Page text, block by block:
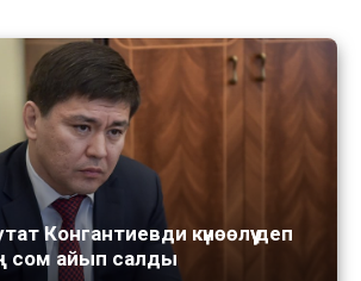
Конгантиевди күнөөлүү деп
сом айып салды